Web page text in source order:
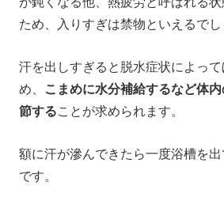
ため、入りすぎは禁物といえるでし
汗を出しすぎると脱水症状によっ
め、
こまめに水分補給するなど体
節することが求められます。
額に汗が滲んできたら一度浴槽を
です。